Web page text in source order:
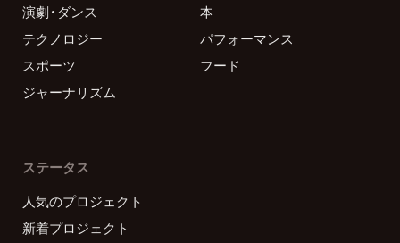
演劇・ダンス
本
テクノロジー
パフォーマンス
スポーツ
フード
ジャーナリズム
ステータス
人気のプロジェクト
新着プロジェクト